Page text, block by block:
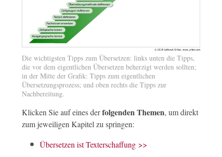
Die wichtigsten Tipps zum Übersetzen: links unten die Tipps,
die vor dem eigentlichen Übersetzen beherzigt werden sollten;
in der Mitte der Grafik: Tipps zum eigentlichen
Übersetzungsprozess; und oben rechts die Tipps zur
Nachbereitung.
Klicken Sie auf eines derfolgenden Themen, um direkt
zum jeweiligen Kapitel zu springen:
Übersetzen ist Texterschaffung >>